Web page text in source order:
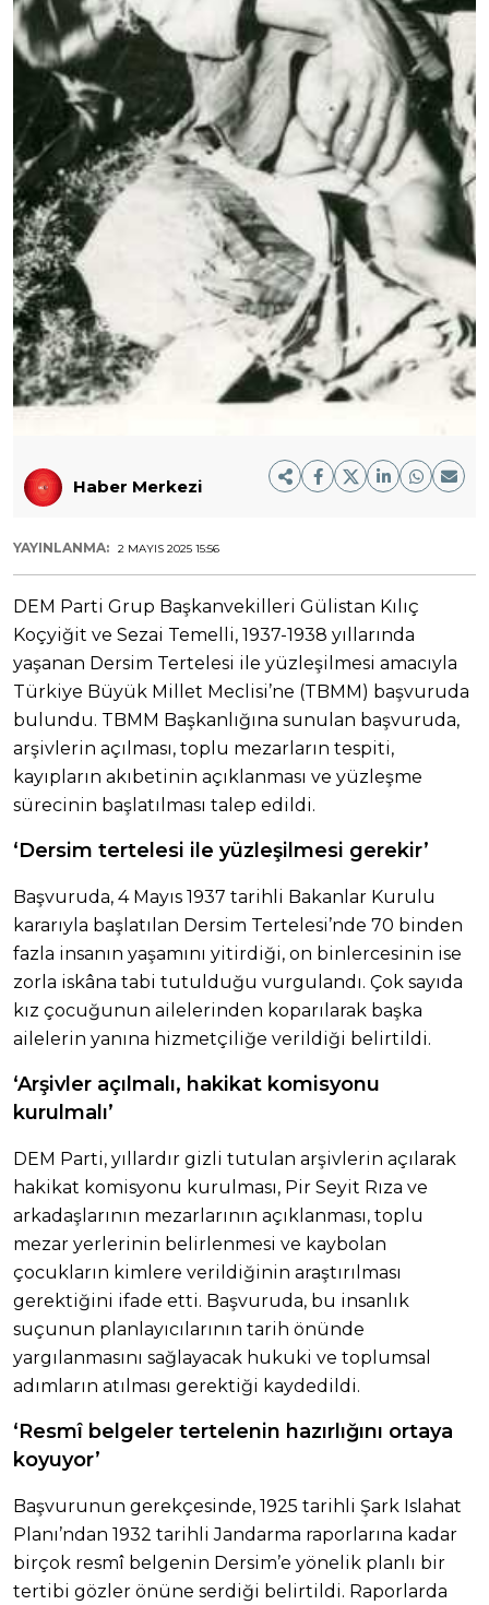
Haber Merkezi
YAYINLANMA: 2 MAYIS 2025 15:56
DEM Parti Grup Başkanvekilleri Gülistan Kılıç
Koçyiğit ve Sezai Temelli, 1937-1938 yıllarında
yaşanan Dersim Tertelesi ile yüzleşilmesi amacıyla
Türkiye Büyük Millet Meclisi’ne (TBMM) başvuruda
bulundu. TBMM Başkanlığına sunulan başvuruda,
arşivlerin açılması, toplu mezarların tespiti,
kayıpların akıbetinin açıklanması ve yüzleşme
sürecinin başlatılması talep edildi.
‘Dersim tertelesi ile yüzleşilmesi gerekir’
Başvuruda, 4 Mayıs 1937 tarihli Bakanlar Kurulu
kararıyla başlatılan Dersim Tertelesi’nde 70 binden
fazla insanın yaşamını yitirdiği, on binlercesinin ise
zorla iskâna tabi tutulduğu vurgulandı. Çok sayıda
kız çocuğunun ailelerinden koparılarak başka
ailelerin yanına hizmetçiliğe verildiği belirtildi.
‘Arşivler açılmalı, hakikat komisyonu
kurulmalı’
DEM Parti, yıllardır gizli tutulan arşivlerin açılarak
hakikat komisyonu kurulması, Pir Seyit Rıza ve
arkadaşlarının mezarlarının açıklanması, toplu
mezar yerlerinin belirlenmesi ve kaybolan
çocukların kimlere verildiğinin araştırılması
gerektiğini ifade etti. Başvuruda, bu insanlık
suçunun planlayıcılarının tarih önünde
yargılanmasını sağlayacak hukuki ve toplumsal
adımların atılması gerektiği kaydedildi.
‘Resmî belgeler tertelenin hazırlığını ortaya
koyuyor’
Başvurunun gerekçesinde, 1925 tarihli Şark Islahat
Planı’ndan 1932 tarihli Jandarma raporlarına kadar
birçok resmî belgenin Dersim’e yönelik planlı bir
tertibi gözler önüne serdiği belirtildi. Raporlarda